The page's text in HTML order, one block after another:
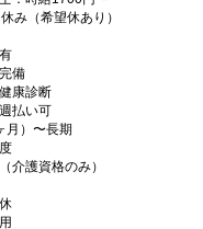
み（希望休あり）
備
康診断
払い可
）〜長期
介護資格のみ）